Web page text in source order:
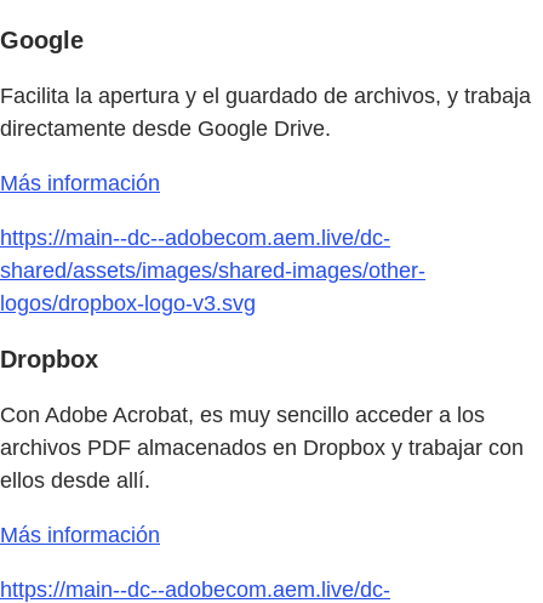
Google
Facilita la apertura y el guardado de archivos, y trabaja
directamente desde Google Drive.
Más información
https://main--dc--adobecom.aem.live/dc-
shared/assets/images/shared-images/other-
logos/dropbox-logo-v3.svg
Dropbox
Con Adobe Acrobat, es muy sencillo acceder a los
archivos PDF almacenados en Dropbox y trabajar con
ellos desde allí.
Más información
https://main--dc--adobecom.aem.live/dc-